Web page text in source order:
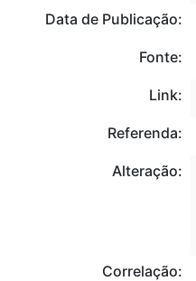
Data de Publicação:
Fonte:
Link:
Referenda:
Alteração:
Correlação: